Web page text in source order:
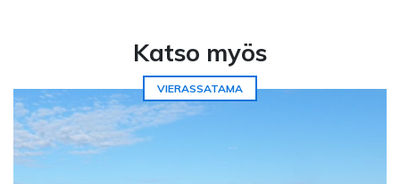
Katso myös
VIERASSATAMA